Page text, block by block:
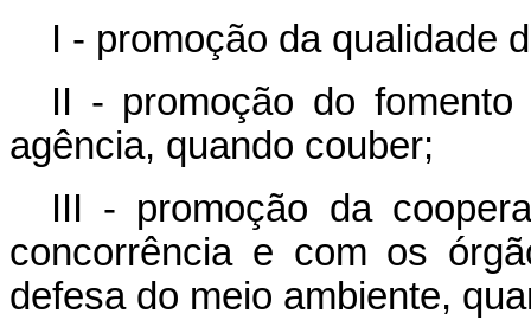
I - promoção da qualidade
II - promoção do
agência, quando couber;
III - promoção da
concorrência e com os
defesa do meio ambiente,